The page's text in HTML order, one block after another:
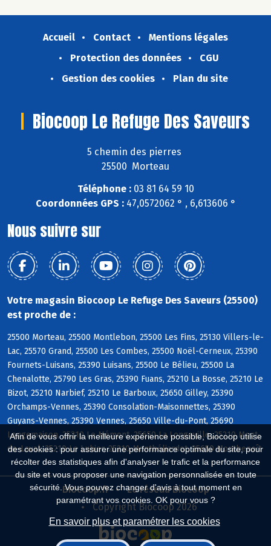
Afin de vous offrir la meilleure expérience possible, Biocoop utilise
des cookies : pour assurer une performance optimale du site, pour
récolter des statistiques afin d'analyser le trafic et la performance
du site et vous proposer une navigation personnalisée en toute
sécurité. Vous pouvez changer d'avis à tout moment en
paramétrant vos cookies. OK pour vous ?
En savoir plus et paramétrer les cookies
Accueil Contact
Mentions légales
Protection des données
CGU
Gestion des cookies
Plan du site
Biocoop Le Refuge Des Saveurs
5 chemin des pierres
25500 Morteau
Téléphone :03 81 64 59 10
Coordonnées GPS :47,0572062 ° , 6,613606 °
Nous suivre sur
Votre magasin Biocoop Le Refuge Des Saveurs (25500)
est proche de :
25500 Morteau, 25500 Montlebon, 25500 Les Fins, 25130 Villers-le-
Lac, 25570 Grand, 25500 Les Combes, 25500 Noël-Cerneux, 25390
Fournets-Luisans, 25390 Luisans, 25500 Le Bélieu, 25500 La
Chenalotte, 25790 Les Gras, 25390 Fuans, 25210 La Bosse, 25210 Le
Bizot, 25210 Narbief, 25210 Le Barboux, 25650 Gilley, 25390
Orchamps-Vennes, 25390 Consolation-Maisonnettes, 25390
Guyans-Vennes, 25390 Vennes, 25650 Ville-du-Pont, 25690
Longemaison, 25210 Le Mémont, 25650 La Longeville, 25210 Mont-
de-Laval, 25210 Le Luhier, 25210 Montbéliardot, 25650 Montbenoît
Biocoop.fr
Le réseau Biocoop
Copyright Biocoop 2026